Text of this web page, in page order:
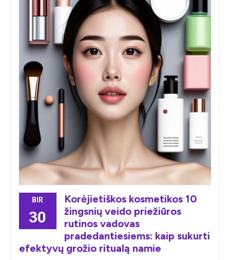
BIR
30
Korėjietiškos kosmetikos 10
žingsnių veido priežiūros
rutinos vadovas
pradedantiesiems: kaip sukurti
efektyvų grožio ritualą namie